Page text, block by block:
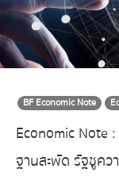
BF Economic Note
Economic Note
ฐานสะพัด รัฐชูค